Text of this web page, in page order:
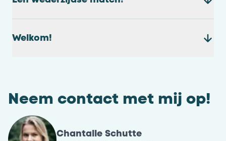
Welkom!
Neem contact met mij op!
Chantalle Schutte